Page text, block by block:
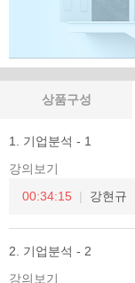
상품구성
1. 기업분석 - 1
강의보기
00:34:15
강현규
2. 기업분석 - 2
강의보기